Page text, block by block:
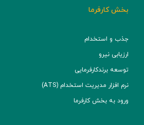
بخش کارفرما
جذب و استخدام
ارزیابی نیرو
توسعه برند‌کارفرمایی
نرم افزار مدیریت استخدام (ATS)
ورود به بخش کارفرما